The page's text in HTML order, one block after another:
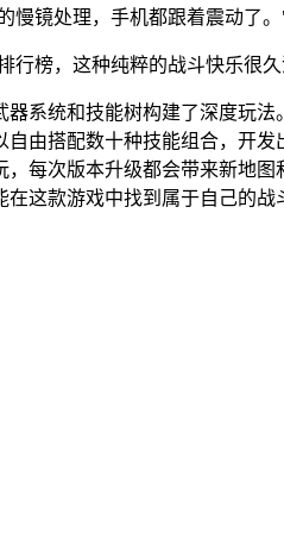
慢镜处理，手机都跟着震动了
行榜，这种纯粹的战斗快乐很
系统和技能树构建了深度玩
由搭配数十种技能组合，开
每次版本升级都会带来新地
这款游戏中找到属于自己的战